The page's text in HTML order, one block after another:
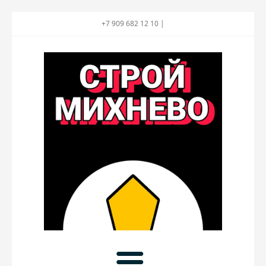
+7 909 682 12 10 |